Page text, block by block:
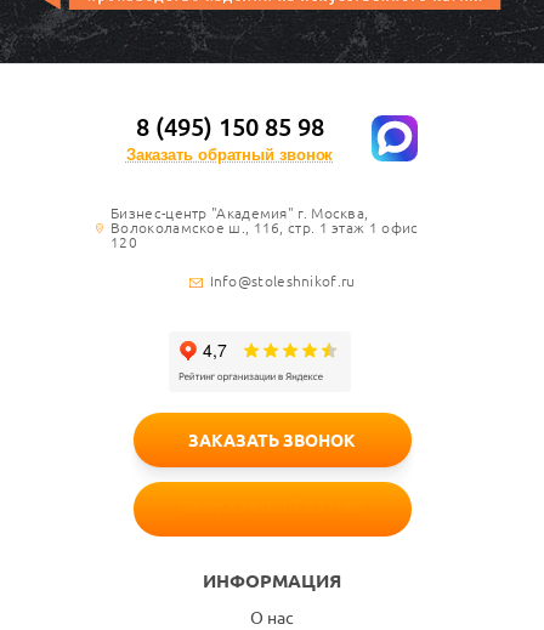
8 (495) 150 85 98
Заказать обратный звонок
Бизнес-центр "Академия" г. Москва,
Волоколамское ш., 116, стр. 1 этаж 1 офис
120
Info@stoleshnikof.ru
ИНФОРМАЦИЯ
О нас
ЗАКАЗАТЬ ЗВОНОК